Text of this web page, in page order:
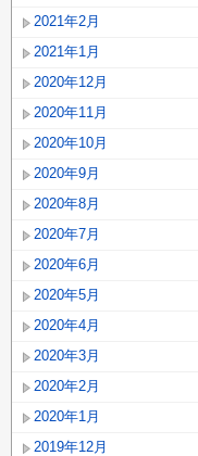
2021年2月
2021年1月
2020年12月
2020年11月
2020年10月
2020年9月
2020年8月
2020年7月
2020年6月
2020年5月
2020年4月
2020年3月
2020年2月
2020年1月
2019年12月